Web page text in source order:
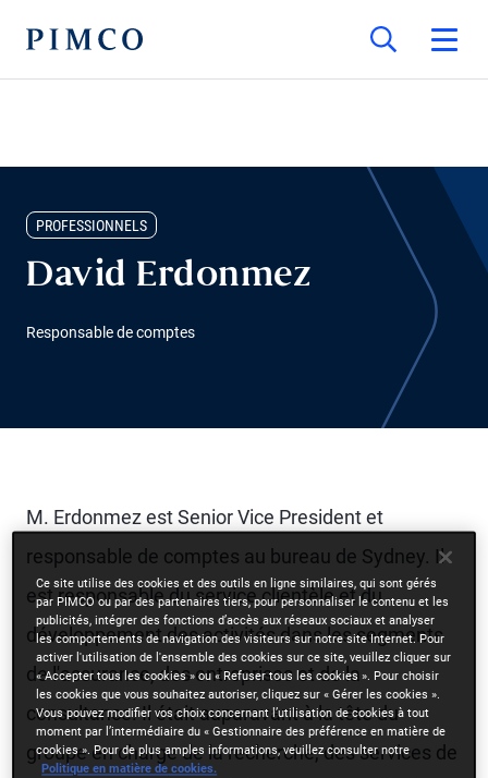
PROFESSIONNELS
David Erdonmez
Responsable de comptes
M. Erdonmez est Senior Vice President et
responsable de comptes au bureau de Sydney. Il
est responsable du service clientèle et du
développement des activités dans les segments
de l'assurance, des entreprises et de la
consultance. Il était auparavant à la tête du
groupe en charge de la recherche, des services de
Ce site utilise des cookies et des outils en ligne similaires, qui sont gérés
par PIMCO ou par des partenaires tiers, pour personnaliser le contenu et les
publicités, intégrer des fonctions d’accès aux réseaux sociaux et analyser
les comportements de navigation des visiteurs sur notre site Internet. Pour
activer l'utilisation de l'ensemble des cookies sur ce site, veuillez cliquer sur
« Accepter tous les cookies » ou « Refuser tous les cookies ». Pour choisir
les cookies que vous souhaitez autoriser, cliquez sur « Gérer les cookies ».
Vous pouvez modifier vos choix concernant l’utilisation de cookies à tout
moment par l’intermédiaire du « Gestionnaire des préférence en matière de
cookies ». Pour de plus amples informations, veuillez consulter notre
Politique en matière de cookies.